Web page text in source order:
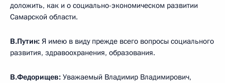
доложить, как и о социально-экономическом развитии
Самарской области.
В.Путин: Я имею в виду прежде всего вопросы социального
развития, здравоохранения, образования.
В.Федорищев: Уважаемый Владимир Владимирович,